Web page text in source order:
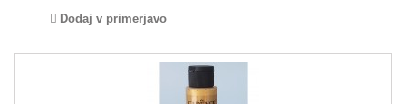
Dodaj v primerjavo